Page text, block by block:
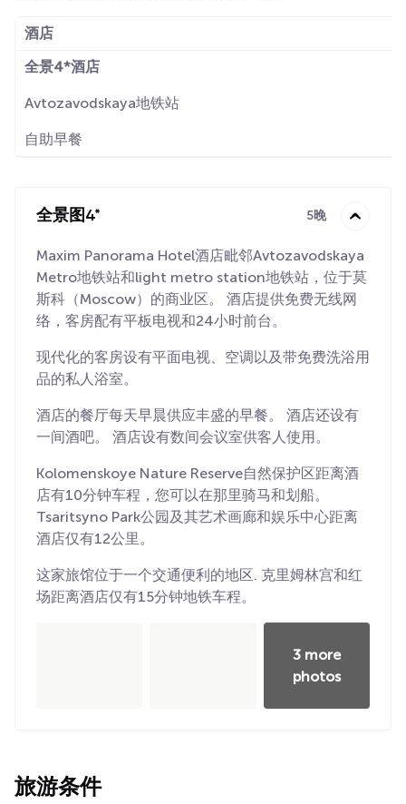
酒店
全景4*酒店
Avtozavodskaya地铁站
自助早餐
全景图4* 5晚
Maxim Panorama Hotel酒店毗邻Avtozavodskaya
Metro地铁站和light metro station地铁站，位于莫
斯科（Moscow）的商业区。 酒店提供免费无线网
络，客房配有平板电视和24小时前台。
现代化的客房设有平面电视、空调以及带免费洗浴用
品的私人浴室。
酒店的餐厅每天早晨供应丰盛的早餐。 酒店还设有
一间酒吧。 酒店设有数间会议室供客人使用。
Kolomenskoye Nature Reserve自然保护区距离酒
店有10分钟车程，您可以在那里骑马和划船。
Tsaritsyno Park公园及其艺术画廊和娱乐中心距离
酒店仅有12公里。
这家旅馆位于一个交通便利的地区. 克里姆林宫和红
场距离酒店仅有15分钟地铁车程。
3 more
photos
旅游条件